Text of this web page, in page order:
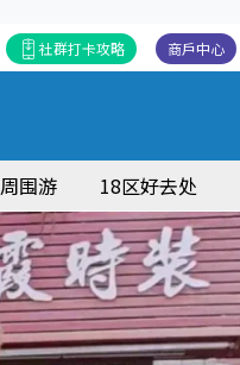
商戶中心
社群打卡攻略
周围游 18区好去处